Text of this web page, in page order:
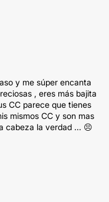
y me súper encanta
, eres más bajita
CC parece que tienes
mismos CC y son mas
cabeza la verdad ... 😣